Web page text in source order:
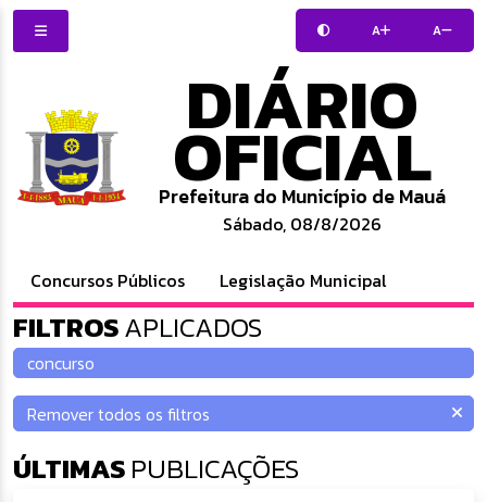
A A
DIÁRIO
OFICIAL
Prefeitura do Município de Mauá
Sábado, 08/8/2026
Concursos Públicos Legislação Municipal
FILTROSAPLICADOS
ÚLTIMASPUBLICAÇÕES